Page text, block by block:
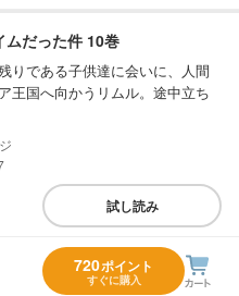
ムだった件 10巻
りである子供達に会いに、人間
王国へ向かうリムル。途中立ち
試し読み
720ポイント
すぐに購入